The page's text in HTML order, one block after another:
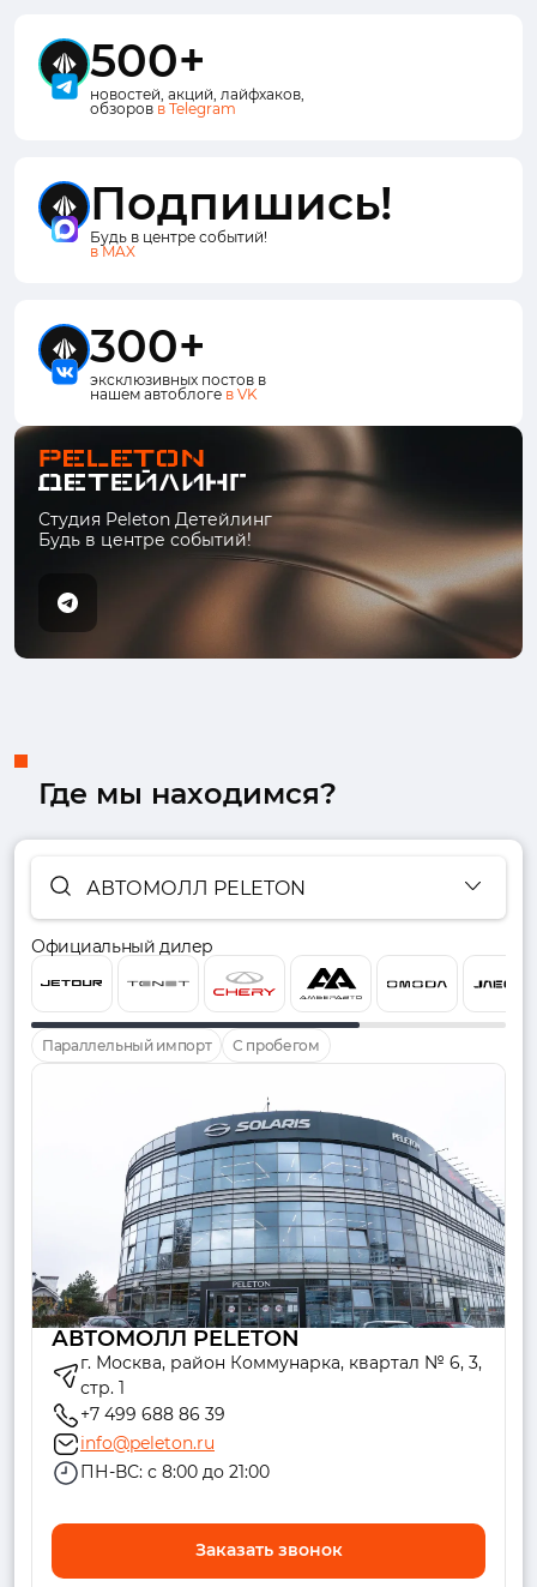
500+
новостей, акций, лайфхаков,
обзоров в Telegram
Подпишись!
Будь в центре событий!
в MAX
300+
эксклюзивных постов в
нашем автоблоге в VK
Студия Peleton Детейлинг
Будь в центре событий!
Где мы находимся?
АВТОМОЛЛ PELETON
Официальный дилер
Параллельный импорт С пробегом
АВТОМОЛЛ PELETON
г. Москва, район Коммунарка, квартал № 6, 3,
стр. 1
+7 499 688 86 39
info@peleton.ru
ПН-ВС: с 8:00 до 21:00
Заказать звонок